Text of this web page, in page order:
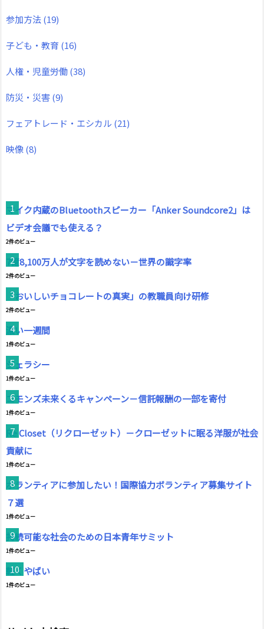
参加方法(19)
子ども・教育 (16)
人権・児童労働(38)
防災・災害(9)
フェアトレード・エシカル (21)
映像(8)
マイク内蔵のBluetoothスピーカー「Anker Soundcore2」は
ビデオ会議でも使える？
2件のビュー
7億8,100万人が文字を読めない－世界の識字率
2件のビュー
「おいしいチョコレートの真実」の教職員向け研修
2件のビュー
濃い一週間
1件のビュー
ジェラシー
1件のビュー
コモンズ未来くるキャンペーン－信託報酬の一部を寄付
1件のビュー
Re Closet（リクローゼット）－クローゼットに眠る洋服が社会
貢献に
1件のビュー
ボランティアに参加したい！国際協力ボランティア募集サイト
７選
1件のビュー
持続可能な社会のための日本青年サミット
1件のビュー
軽くやばい
1件のビュー